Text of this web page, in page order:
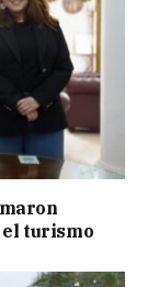
turismo